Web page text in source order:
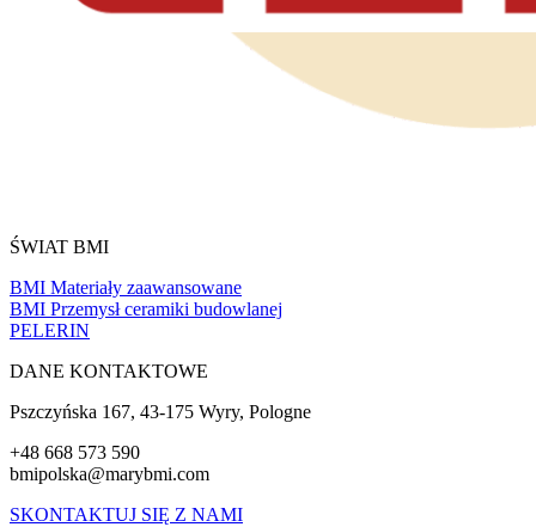
ŚWIAT BMI
BMI Materiały zaawansowane
BMI Przemysł ceramiki budowlanej
PELERIN
DANE KONTAKTOWE
Pszczyńska 167, 43-175 Wyry, Pologne
+48 668 573 590
bmipolska@marybmi.com
SKONTAKTUJ SIĘ Z NAMI